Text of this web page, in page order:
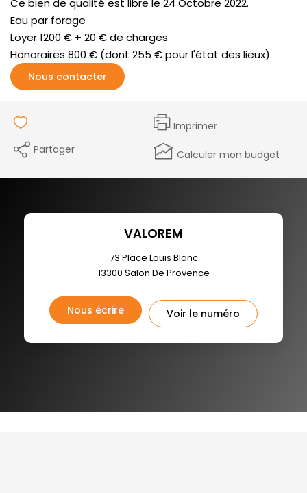
Eau par forage
Loyer 1200 € + 20 € de charges
Honoraires 800 € (dont 255 € pour l'état des lieux).
Nous contacter
Imprimer
Partager
Calculer mon budget
VALOREM
73 Place Louis Blanc
13300 Salon De Provence
Nous écrire Voir le numéro